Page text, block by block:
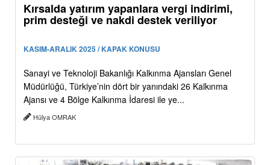
Kırsalda yatırım yapanlara vergi indirimi,
prim desteği ve nakdi destek veriliyor
KASIM-ARALIK 2025 / KAPAK KONUSU
Sanayi ve Teknoloji Bakanlığı Kalkınma Ajansları Genel
Müdürlüğü, Türkiye’nin dört bir yanındaki 26 Kalkınma
Ajansı ve 4 Bölge Kalkınma İdaresi ile ye...
Hülya OMRAK